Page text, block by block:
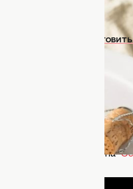
будете
из двух
французский "Крем де
если нет возможности
очень густой ягодный
Рецептом поделились на